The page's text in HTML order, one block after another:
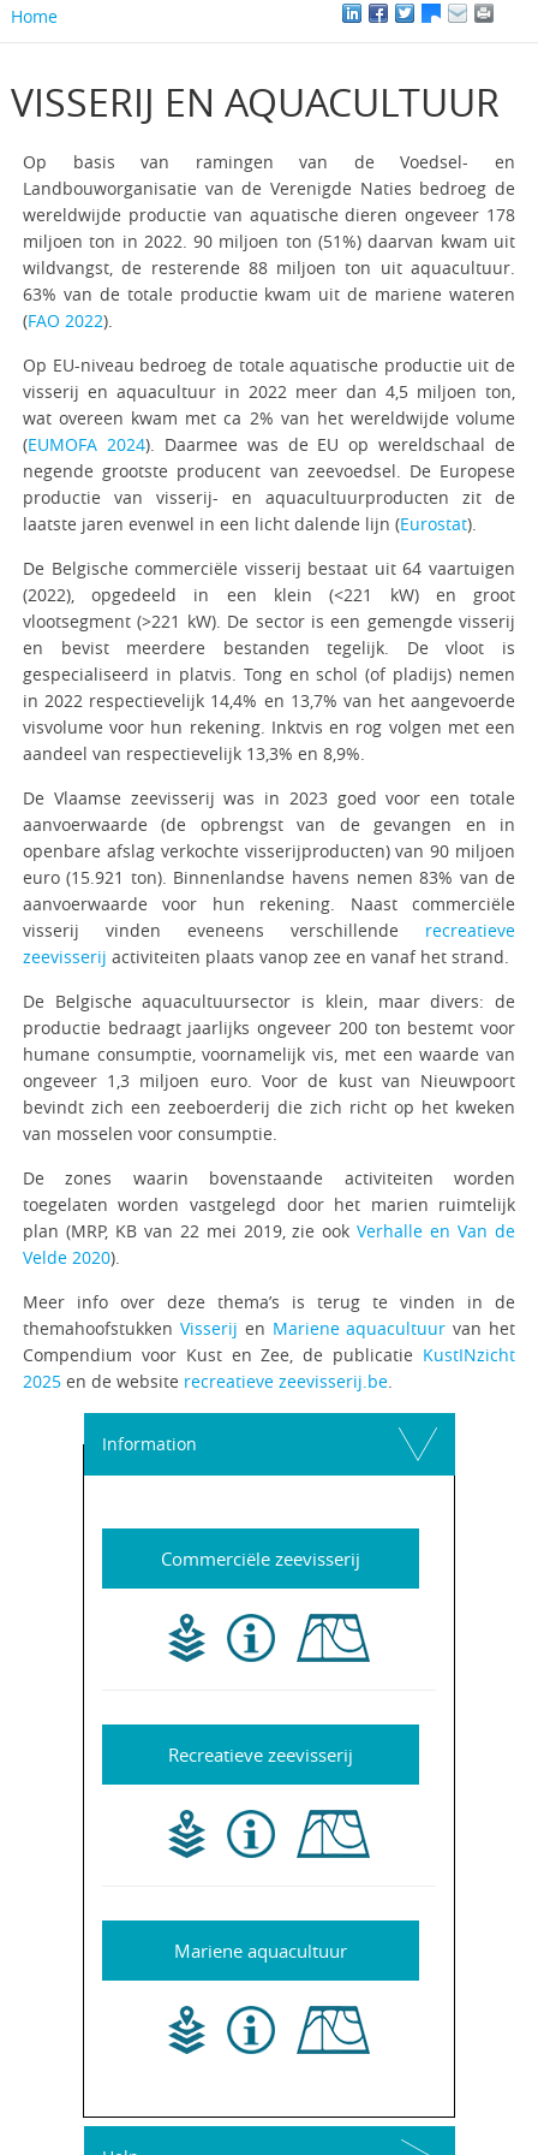
Home
VISSERIJ EN AQUACULTUUR
Op basis van ramingen van de Voedsel- en
Landbouworganisatie van de Verenigde Naties bedroeg de
wereldwijde productie van aquatische dieren ongeveer 178
miljoen ton in 2022. 90 miljoen ton (51%) daarvan kwam uit
wildvangst, de resterende 88 miljoen ton uit aquacultuur.
63% van de totale productie kwam uit de mariene wateren
(FAO 2022).
Op EU-niveau bedroeg de totale aquatische productie uit de
visserij en aquacultuur in 2022 meer dan 4,5 miljoen ton,
wat overeen kwam met ca 2% van het wereldwijde volume
(EUMOFA 2024). Daarmee was de EU op wereldschaal de
negende grootste producent van zeevoedsel. De Europese
productie van visserij- en aquacultuurproducten zit de
laatste jaren evenwel in een licht dalende lijn (Eurostat).
De Belgische commerciële visserij bestaat uit 64 vaartuigen
(2022), opgedeeld in een klein (<221 kW) en groot
vlootsegment (>221 kW). De sector is een gemengde visserij
en bevist meerdere bestanden tegelijk. De vloot is
gespecialiseerd in platvis. Tong en schol (of pladijs) nemen
in 2022 respectievelijk 14,4% en 13,7% van het aangevoerde
visvolume voor hun rekening. Inktvis en rog volgen met een
aandeel van respectievelijk 13,3% en 8,9%.
De Vlaamse zeevisserij was in 2023 goed voor een totale
aanvoerwaarde (de opbrengst van de gevangen en in
openbare afslag verkochte visserijproducten) van 90 miljoen
euro (15.921 ton). Binnenlandse havens nemen 83% van de
aanvoerwaarde voor hun rekening. Naast commerciële
visserij vinden eveneens verschillende recreatieve
zeevisserij activiteiten plaats vanop zee en vanaf het strand.
De Belgische aquacultuursector is klein, maar divers: de
productie bedraagt jaarlijks ongeveer 200 ton bestemt voor
humane consumptie, voornamelijk vis, met een waarde van
ongeveer 1,3 miljoen euro. Voor de kust van Nieuwpoort
bevindt zich een zeeboerderij die zich richt op het kweken
van mosselen voor consumptie.
De zones waarin bovenstaande activiteiten worden
toegelaten worden vastgelegd door het marien ruimtelijk
plan (MRP, KB van 22 mei 2019, zie ookVerhalle en Van de
Velde 2020).
Meer info over deze thema’s is terug te vinden in de
themahoofstukken Visserij en Mariene aquacultuur van het
Compendium voor Kust en Zee, de publicatie KustINzicht
2025en de website recreatieve zeevisserij.be.
Information
Commerciële zeevisserij
Recreatieve zeevisserij
Mariene aquacultuur